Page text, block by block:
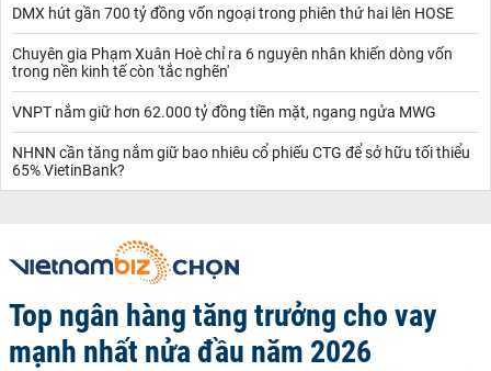
DMX hút gần 700 tỷ đồng vốn ngoại trong phiên thứ hai lên HOSE
Chuyên gia Phạm Xuân Hoè chỉ ra 6 nguyên nhân khiến dòng vốn
trong nền kinh tế còn 'tắc nghẽn'
VNPT nắm giữ hơn 62.000 tỷ đồng tiền mặt, ngang ngửa MWG
NHNN cần tăng nắm giữ bao nhiêu cổ phiếu CTG để sở hữu tối thiểu
65% VietinBank?
Top ngân hàng tăng trưởng cho vay
mạnh nhất nửa đầu năm 2026